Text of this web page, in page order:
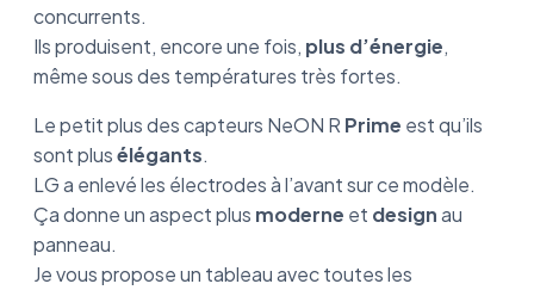
concurrents.
Ils produisent, encore une fois, plus d’énergie,
même sous des températures très fortes.
Le petit plus des capteurs NeON R Prime est qu’ils
sont plusélégants.
LG a enlevé les électrodes à l’avant sur ce modèle.
Ça donne un aspect plus moderne et designau
panneau.
Je vous propose un tableau avec toutes les